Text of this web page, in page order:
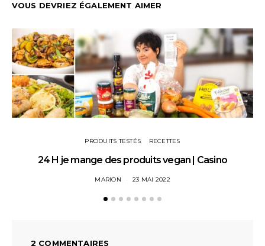
VOUS DEVRIEZ ÉGALEMENT AIMER
PRODUITS TESTÉS RECETTES
24 H je mange des produits vegan | Casino
MARION 23 MAI 2022
2 COMMENTAIRES